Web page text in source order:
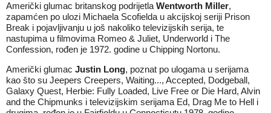
Američki glumac britanskog podrijetla Wentworth Miller,
zapamćen po ulozi Michaela Scofielda u akcijskoj seriji Prison
Break i pojavljivanju u još nakoliko televizijskih serija, te
nastupima u filmovima Romeo & Juliet, Underworld i The
Confession, rođen je 1972. godine u Chipping Nortonu.
Američki glumac Justin Long, poznat po ulogama u serijama
kao što su Jeepers Creepers, Waiting..., Accepted, Dodgeball,
Galaxy Quest, Herbie: Fully Loaded, Live Free or Die Hard, Alvin
and the Chipmunks i televizijskim serijama Ed, Drag Me to Hell i